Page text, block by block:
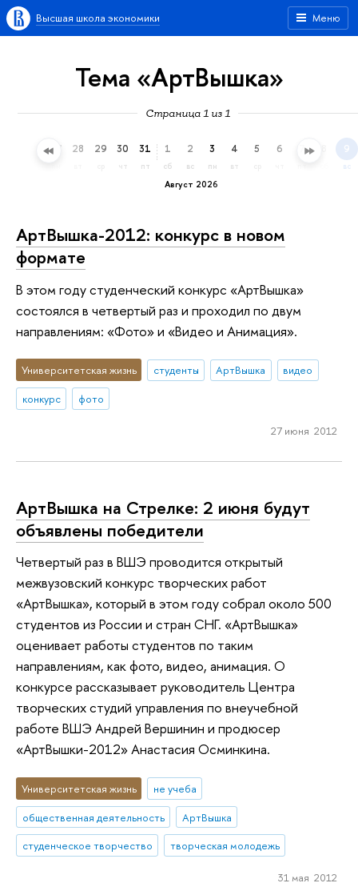
Меню
Высшая школа экономики
Тема «АртВышка»
Страница 1 из 1
27 28 29 30
чт
31
пт
Август 2026
1
сб
2
вс
3
пн
4
вт
5 6 7 9
вс
АртВышка-2012: конкурс в новом
формате
В этом году студенческий конкурс «АртВышка»
состоялся в четвертый раз и проходил по двум
направлениям: «Фото» и «Видео и Анимация».
Университетская жизнь студенты АртВышка
видео
конкурс
фото
27 июня 2012
АртВышка на Стрелке: 2 июня будут
объявлены победители
Четвертый раз в ВШЭ проводится открытый
межвузовский конкурс творческих работ
«АртВышка», который в этом году собрал около 500
студентов из России и стран СНГ. «АртВышка»
оценивает работы студентов по таким
направлениям, как фото, видео, анимация. О
конкурсе рассказывает руководитель Центра
творческих студий управления по внеучебной
работе ВШЭ Андрей Вершинин и продюсер
«АртВышки-2012» Анастасия Осминкина.
Университетская жизнь
не учеба
общественная деятельность
АртВышка
студенческое творчество
творческая молодежь
31 мая 2012